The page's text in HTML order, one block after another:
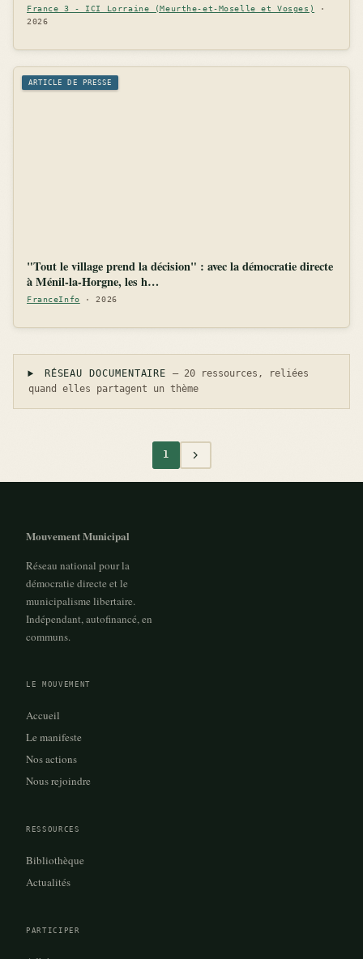
France 3 - ICI Lorraine (Meurthe-et-Moselle et Vosges)
·
2026
ARTICLE DE PRESSE
"Tout le village prend la décision" : avec la démocratie directe
à Ménil-la-Horgne, les h…
FranceInfo · 2026
RÉSEAU DOCUMENTAIRE— 20 ressources, reliées
quand elles partagent un thème
1
Mouvement Municipal
Réseau national pour la
démocratie directe et le
municipalisme libertaire.
Indépendant, autofinancé, en
communs.
LE MOUVEMENT
Accueil
Le manifeste
Nos actions
Nous rejoindre
RESSOURCES
Bibliothèque
Actualités
PARTICIPER